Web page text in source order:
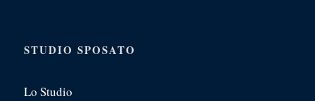
STUDIO SPOSATO
Lo Studio